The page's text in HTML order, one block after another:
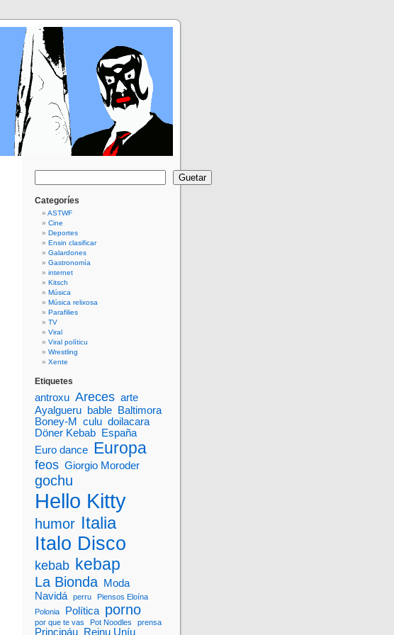
Guetar Guetar
Categoríes
ASTWF
Cine
Deportes
Ensin clasificar
Galardones
Gastronomía
internet
Kitsch
Música
Música relixosa
Parafilies
TV
Viral
Viral políticu
Wrestling
Xente
Etiquetes
antroxu Areces arte
Ayalgueru
bable
Baltimora
Boney-M
culu doilacara
Döner Kebab
España
Euro dance Europa
feos Giorgio Moroder
gochu
Hello Kitty
humor Italia
Italo Disco
kebab kebap
La Bionda
Moda
Navidá
perru
Piensos Eloína
Polonia
Política porno
por que te vas Pot Noodles prensa
Principáu Reinu Uníu